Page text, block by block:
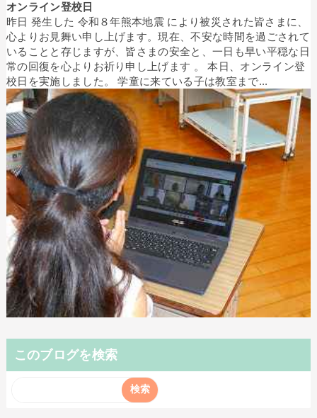
オンライン登校日
昨日 発生した 令和８年熊本地震 により被災された皆さまに、
心よりお見舞い申し上げます。現在、不安な時間を過ごされて
いることと存じますが、皆さまの安全と、一日も早い平穏な日
常の回復を心よりお祈り申し上げます 。 本日、オンライン登
校日を実施しました。 学童に来ている子は教室まで...
このブログを検索